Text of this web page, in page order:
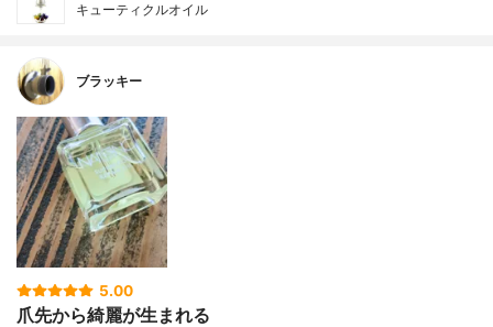
キューティクルオイル
ブラッキー
5.00
爪先から綺麗が生まれる